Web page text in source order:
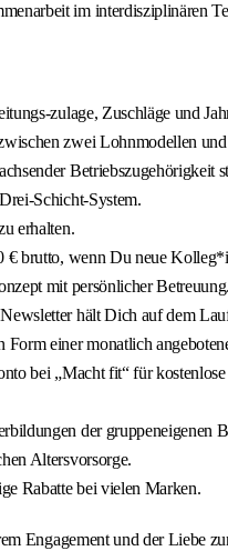
im interdisziplinären
Zuschläge und
zwei Lohnmodellen
Betriebszugehörigkeit
erhalten.
€ brutto, wenn Du neue
mit persönlicher Betreuung.
hält Dich auf dem
einer monatlich
bei „Macht fit“ für
der gruppeneigenen
Altersvorsorge.
Rabatte bei vielen Marken.
Engagement und der Liebe